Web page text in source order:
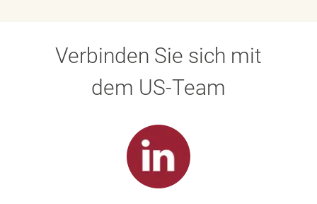
Verbinden Sie sich mit
dem US-Team